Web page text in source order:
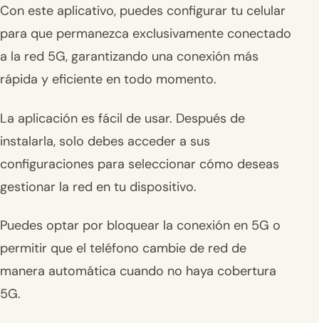
Con este aplicativo, puedes configurar tu celular
para que permanezca exclusivamente conectado
a la red 5G, garantizando una conexión más
rápida y eficiente en todo momento.
La aplicación es fácil de usar. Después de
instalarla, solo debes acceder a sus
configuraciones para seleccionar cómo deseas
gestionar la red en tu dispositivo.
Puedes optar por bloquear la conexión en 5G o
permitir que el teléfono cambie de red de
manera automática cuando no haya cobertura
5G.